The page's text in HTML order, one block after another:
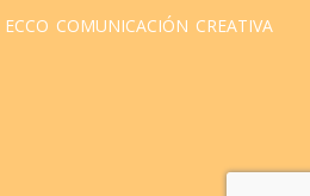
ECCO COMUNICACIÓN CREATIVA